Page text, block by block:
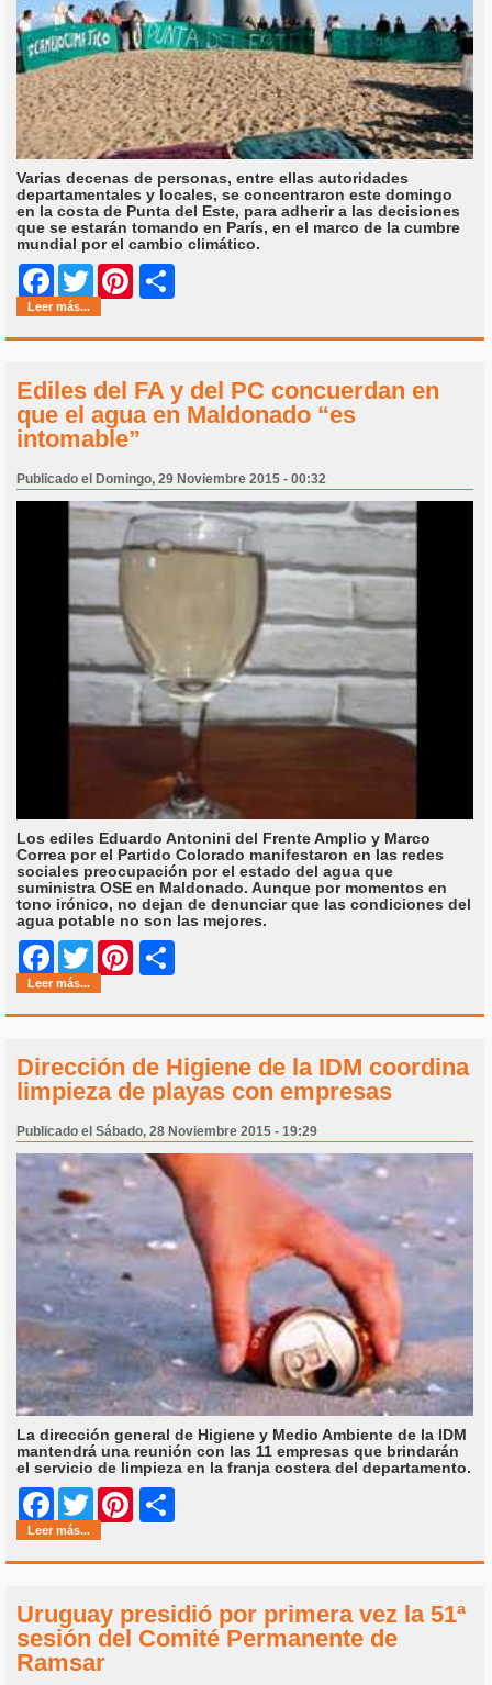
Varias decenas de personas, entre ellas autoridades
departamentales y locales, se concentraron este domingo
en la costa de Punta del Este, para adherir a las decisiones
que se estarán tomando en París, en el marco de la cumbre
mundial por el cambio climático.
Facebook
Twitter Pinterest
Leer más...
Ediles del FA y del PC concuerdan en
que el agua en Maldonado “es
intomable”
Publicado el Domingo, 29 Noviembre 2015 - 00:32
Los ediles Eduardo Antonini del Frente Amplio y Marco
Correa por el Partido Colorado manifestaron en las redes
sociales preocupación por el estado del agua que
suministra OSE en Maldonado. Aunque por momentos en
tono irónico, no dejan de denunciar que las condiciones del
agua potable no son las mejores.
Facebook
Twitter Pinterest
Leer más...
Dirección de Higiene de la IDM coordina
limpieza de playas con empresas
Publicado el Sábado, 28 Noviembre 2015 - 19:29
La dirección general de Higiene y Medio Ambiente de la IDM
mantendrá una reunión con las 11 empresas que brindarán
el servicio de limpieza en la franja costera del departamento.
Facebook
Twitter Pinterest
Leer más...
Uruguay presidió por primera vez la 51ª
sesión del Comité Permanente de
Ramsar